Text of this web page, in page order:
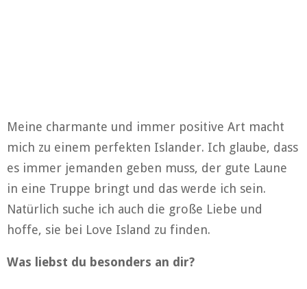
Meine charmante und immer positive Art macht
mich zu einem perfekten Islander. Ich glaube, dass
es immer jemanden geben muss, der gute Laune
in eine Truppe bringt und das werde ich sein.
Natürlich suche ich auch die große Liebe und
hoffe, sie bei Love Island zu finden.
Was liebst du besonders an dir?